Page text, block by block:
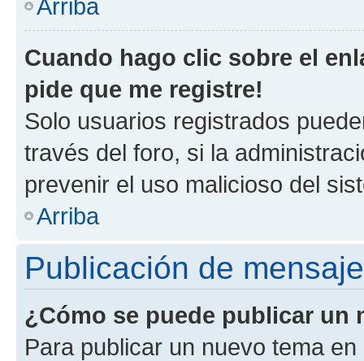
Arriba
Cuando hago clic sobre el
pide que me registre!
Solo usuarios registrados
través del foro, si la
prevenir el uso malicioso del
Arriba
Publicación de
¿Cómo se puede publicar un
Para publicar un nuevo tema